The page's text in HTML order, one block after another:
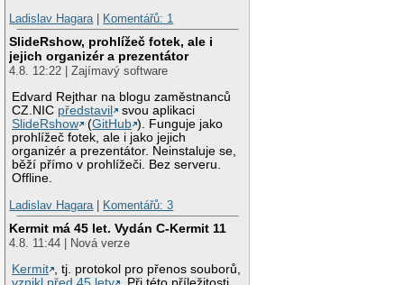
Ladislav Hagara | Komentářů: 1
SlideRshow, prohlížeč fotek, ale i
jejich organizér a prezentátor
4.8. 12:22 | Zajímavý software
Edvard Rejthar na blogu zaměstnanců
CZ.NIC představil
svou aplikaci
SlideRshow
(GitHub ). Funguje jako
prohlížeč fotek, ale i jako jejich
organizér a prezentátor. Neinstaluje se,
běží přímo v prohlížeči. Bez serveru.
Offline.
Ladislav Hagara | Komentářů: 3
Kermit má 45 let. Vydán C-Kermit 11
4.8. 11:44 | Nová verze
Kermit , tj. protokol pro přenos souborů,